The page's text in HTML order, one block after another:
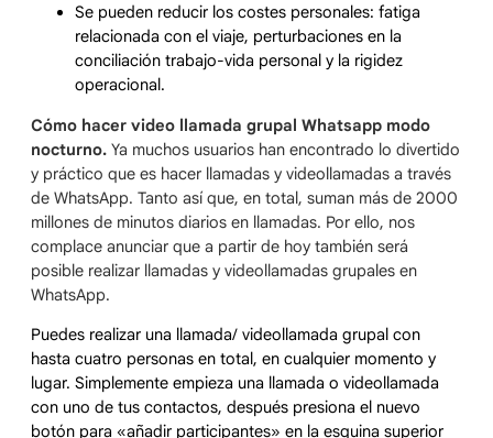
Se pueden reducir los costes personales: fatiga
relacionada con el viaje, perturbaciones en la
conciliación trabajo-vida personal y la rigidez
operacional.
Cómo hacer video llamada grupal Whatsapp modo
nocturno. Ya muchos usuarios han encontrado lo divertido
y práctico que es hacer llamadas y videollamadas a través
de WhatsApp. Tanto así que, en total, suman más de 2000
millones de minutos diarios en llamadas. Por ello, nos
complace anunciar que a partir de hoy también será
posible realizar llamadas y videollamadas grupales en
WhatsApp.
Puedes realizar una llamada/ videollamada grupal con
hasta cuatro personas en total, en cualquier momento y
lugar. Simplemente empieza una llamada o videollamada
con uno de tus contactos, después presiona el nuevo
botón para «añadir participantes» en la esquina superior